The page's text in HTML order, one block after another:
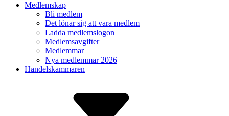
Medlemskap
Bli medlem
Det lönar sig att vara medlem
Ladda medlem­slogon
Medlems­avgifter
Medlemmar
Nya medlemmar 2026
Handelskammaren